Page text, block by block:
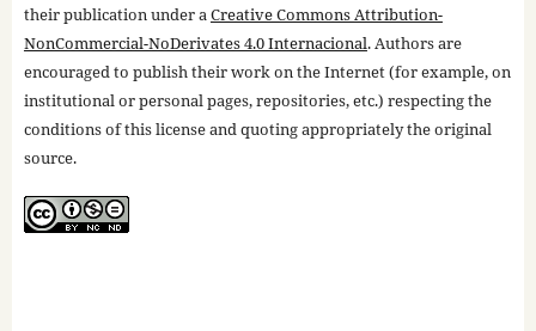
their publication under aCreative Commons Attribution-
NonCommercial-NoDerivates 4.0 Internacional. Authors are
encouraged to publish their work on the Internet (for example, on
institutional or personal pages, repositories, etc.) respecting the
conditions of this license and quoting appropriately the original
source.